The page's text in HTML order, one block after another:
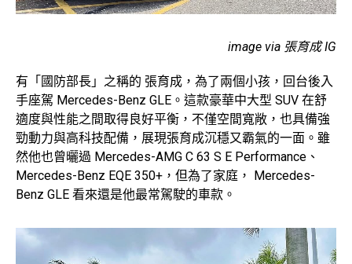
image via 張育成 IG
有「國防部長」之稱的 張育成，為了兩個小孩，回台後入
手座駕 Mercedes-Benz GLE。這款豪華中大型 SUV 在舒
適度與性能之間取得良好平衡，不僅空間寬敞，也具備強
勁動力與高科技配備，展現張育成沉穩又霸氣的一面。雖
然他也曾曬過 Mercedes-AMG C 63 S E Performance、
Mercedes-Benz EQE 350+，但為了家庭， Mercedes-
Benz GLE 看來還是他最常駕駛的車款。